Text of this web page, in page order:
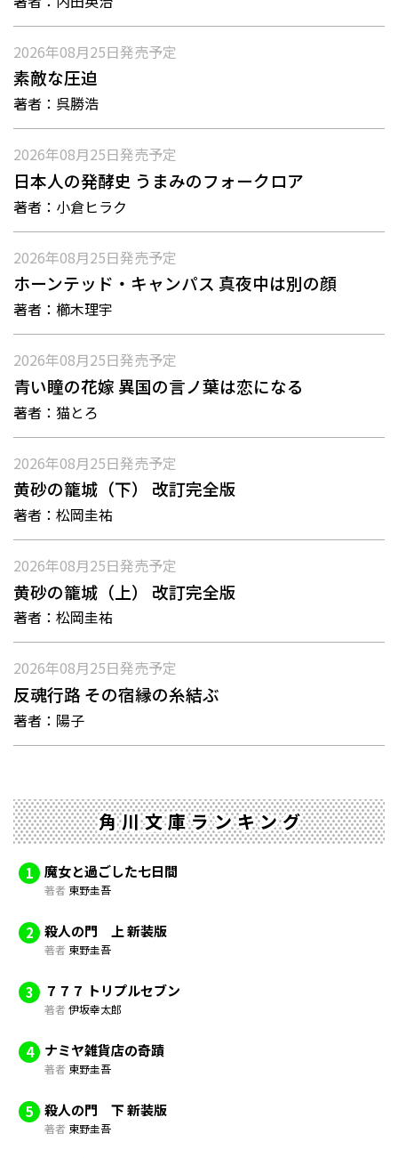
2026年08月25日発売予定
素敵な圧迫
著者： 呉勝浩
2026年08月25日発売予定
日本人の発酵史 うまみのフォークロア
著者： 小倉ヒラク
2026年08月25日発売予定
ホーンテッド・キャンパス 真夜中は別の顔
著者： 櫛木理宇
2026年08月25日発売予定
青い瞳の花嫁 異国の言ノ葉は恋になる
著者： 猫とろ
2026年08月25日発売予定
黄砂の籠城（下） 改訂完全版
著者： 松岡圭祐
2026年08月25日発売予定
黄砂の籠城（上） 改訂完全版
著者： 松岡圭祐
2026年08月25日発売予定
反魂行路 その宿縁の糸結ぶ
著者： 陽子
角川文庫ランキング
1 魔女と過ごした七日間
著者 東野圭吾
2 殺人の門 上 新装版
著者 東野圭吾
3 ７７７ トリプルセブン
著者 伊坂幸太郎
4 ナミヤ雑貨店の奇蹟
著者 東野圭吾
5 殺人の門 下 新装版
著者 東野圭吾